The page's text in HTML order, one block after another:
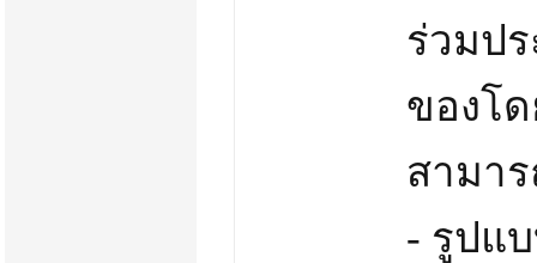
ร่วมป
ของโ
สามา
- รูปแ